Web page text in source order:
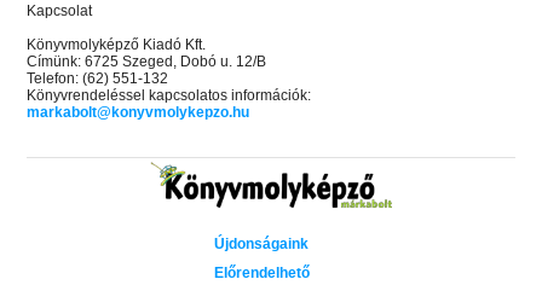
Kapcsolat
Könyvmolyképző Kiadó Kft.
Címünk: 6725 Szeged, Dobó u. 12/B
Telefon: (62) 551-132
Könyvrendeléssel kapcsolatos információk:
markabolt@konyvmolykepzo.hu
Újdonságaink
Előrendelhető